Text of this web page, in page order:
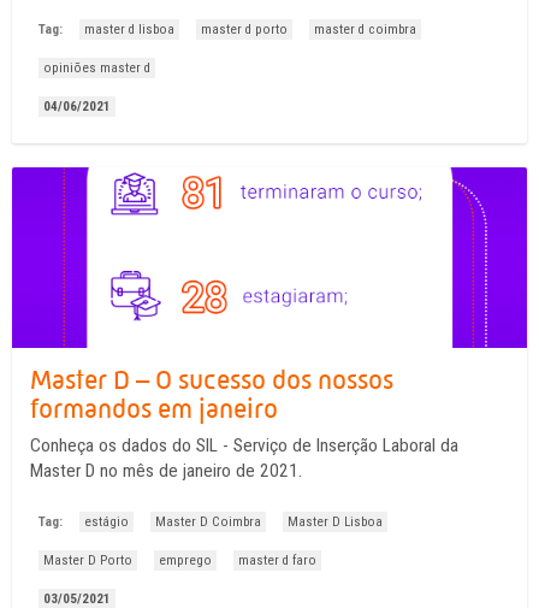
formandas.
Tag: master d lisboa master d porto master d coimbra
opiniões master d
04/06/2021
Master D – O sucesso dos nossos
formandos em janeiro
Conheça os dados do SIL - Serviço de Inserção Laboral da
Master D no mês de janeiro de 2021.
Tag: estágio Master D Coimbra Master D Lisboa
Master D Porto emprego master d faro
03/05/2021